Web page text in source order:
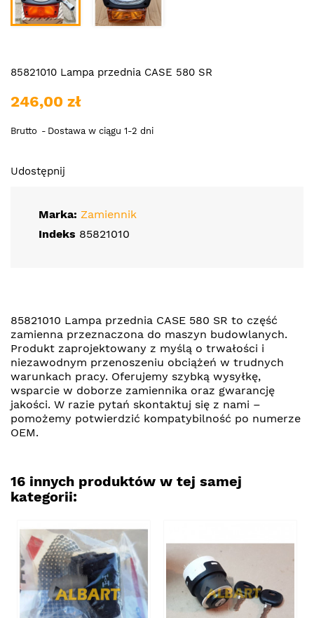
85821010 Lampa przednia CASE 580 SR
246,00 zł
Brutto Dostawa w ciągu 1-2 dni
Udostępnij
Marka: Zamiennik
Indeks 85821010
85821010 Lampa przednia CASE 580 SR to część
zamienna przeznaczona do maszyn budowlanych.
Produkt zaprojektowany z myślą o trwałości i
niezawodnym przenoszeniu obciążeń w trudnych
warunkach pracy. Oferujemy szybką wysyłkę,
wsparcie w doborze zamiennika oraz gwarancję
jakości. W razie pytań skontaktuj się z nami –
pomożemy potwierdzić kompatybilność po numerze
OEM.
16 innych produktów w tej samej
kategorii: